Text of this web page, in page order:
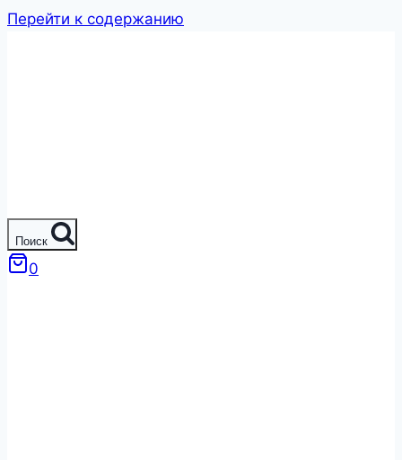
Перейти к содержанию
Поиск
0